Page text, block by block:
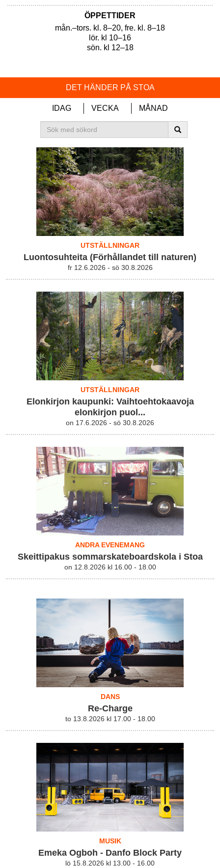
ÖPPETTIDER
mån.–tors. kl. 8–20, fre. kl. 8–18
lör. kl 10–16
sön. kl 12–18
DET HÄNDER PÅ STOA
IDAG VECKA MÅNAD
UTSTÄLLNINGAR
Luontosuhteita (Förhållandet till naturen)
fr 12.6.2026 - sö 30.8.2026
UTSTÄLLNINGAR
Elonkirjon kaupunki: Vaihtoehtokaavoja
elonkirjon puol...
on 17.6.2026 - sö 30.8.2026
ANDRA EVENEMANG
Skeittipakus sommarskateboardskola i Stoa
on 12.8.2026 kl 16.00 - 18.00
DANS
Re-Charge
to 13.8.2026 kl 17.00 - 18.00
MUSIK
Emeka Ogboh - Danfo Block Party
lö 15.8.2026 kl 13.00 - 16.00